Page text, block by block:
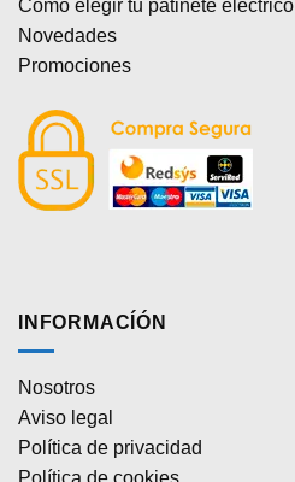
Cómo elegir tu patinete eléctrico
Novedades
Promociones
INFORMACÍÓN
Nosotros
Aviso legal
Política de privacidad